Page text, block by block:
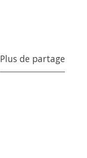
Plus de partage